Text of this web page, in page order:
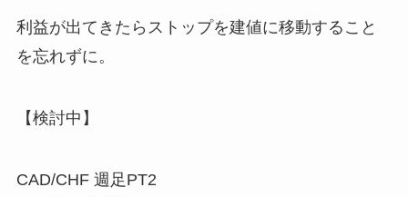
利益が出てきたらストップを建値に移動すること
を忘れずに。
【検討中】
CAD/CHF 週足PT2